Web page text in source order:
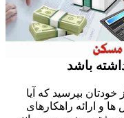
باشد
خودتان بپرسید که آیا
و ارائه راهکارهای